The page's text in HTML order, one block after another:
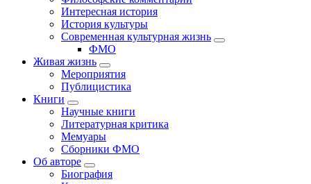
Интересная история
История культуры
Современная культурная жизнь
ФМО
Живая жизнь
Мероприятия
Публицистика
Книги
Научные книги
Литературная критика
Мемуары
Сборники ФМО
Об авторе
Биография